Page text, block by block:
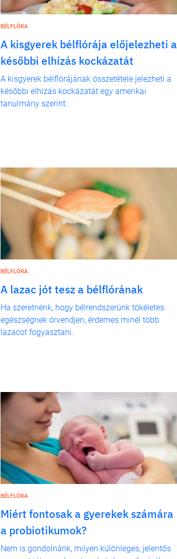
BÉLFLÓRA
A kisgyerek bélflórája előjelezheti a
későbbi elhízás kockázatát
A kisgyerek bélflórájának összetétele jelezheti a
későbbi elhízás kockázatát egy amerikai
tanulmány szerint.
BÉLFLÓRA
A lazac jót tesz a bélflórának
Ha szeretnénk, hogy bélrendszerünk tökéletes
egészségnek örvendjen, érdemes minél több
lazacot fogyasztani.
BÉLFLÓRA
Miért fontosak a gyerekek számára
a probiotikumok?
Nem is gondolnánk, milyen különleges, jelentős